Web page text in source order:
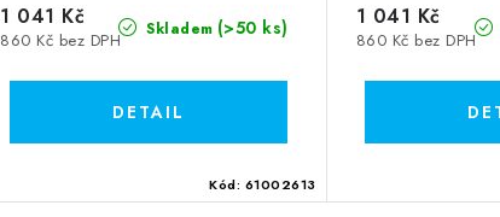
Skladem (>50 ks)
860 Kč bez DPH
1 041 Kč
Kód: 61002613
860 Kč bez DPH
1 041 Kč